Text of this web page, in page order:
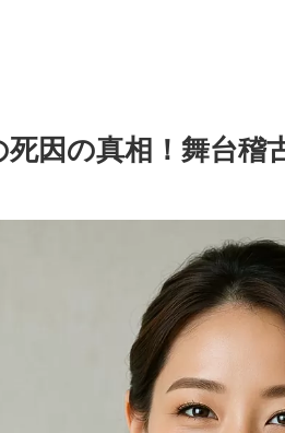
死因の真相！舞台稽